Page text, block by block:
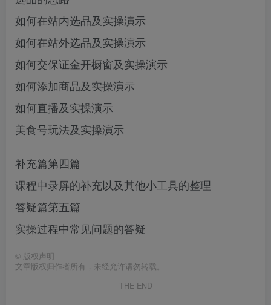
如何在站内选品及实操演示
如何在站外选品及实操演示
如何交保证金开橱窗及实操演示
如何添加商品及实操演示
如何直播及实操演示
美食号玩法及实操演示
补充篇第四篇
课程中录屏的补充以及其他小工具的整理
答疑篇第五篇
实操过程中常见问题的答疑
© 版权声明
文章版权归作者所有，未经允许请勿转载。
THE END